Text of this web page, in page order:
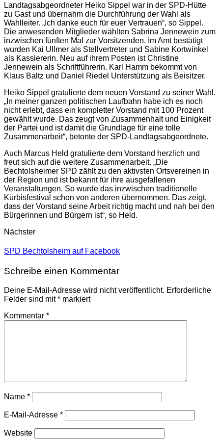
Landtagsabgeordneter Heiko Sippel war in der SPD-Hütte
zu Gast und übernahm die Durchführung der Wahl als
Wahlleiter. „Ich danke euch für euer Vertrauen“, so Sippel.
Die anwesenden Mitglieder wählten Sabrina Jennewein zum
inzwischen fünften Mal zur Vorsitzenden. Im Amt bestätigt
wurden Kai Ullmer als Stellvertreter und Sabine Kortwinkel
als Kassiererin. Neu auf ihrem Posten ist Christine
Jennewein als Schriftführerin. Karl Hamm bekommt von
Klaus Baltz und Daniel Riedel Unterstützung als Beisitzer.
Heiko Sippel gratulierte dem neuen Vorstand zu seiner Wahl.
„In meiner ganzen politischen Laufbahn habe ich es noch
nicht erlebt, dass ein kompletter Vorstand mit 100 Prozent
gewählt wurde. Das zeugt von Zusammenhalt und Einigkeit
der Partei und ist damit die Grundlage für eine tolle
Zusammenarbeit“, betonte der SPD-Landtagsabgeordnete.
Auch Marcus Held gratulierte dem Vorstand herzlich und
freut sich auf die weitere Zusammenarbeit. „Die
Bechtolsheimer SPD zählt zu den aktivsten Ortsvereinen in
der Region und ist bekannt für ihre ausgefallenen
Veranstaltungen. So wurde das inzwischen traditionelle
Kürbisfestival schon von anderen übernommen. Das zeigt,
dass der Vorstand seine Arbeit richtig macht und nah bei den
Bürgerinnen und Bürgern ist“, so Held.
Nächster
SPD Bechtolsheim auf Facebook
Schreibe einen Kommentar
Deine E-Mail-Adresse wird nicht veröffentlicht. Erforderliche
Felder sind mit* markiert
Kommentar *
Name *
E-Mail-Adresse *
Website